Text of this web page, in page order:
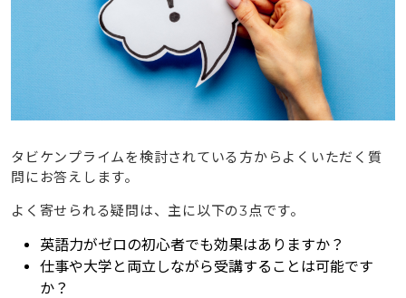
タビケンプライムを検討されている方からよくいただく質
問にお答えします。
よく寄せられる疑問は、主に以下の3点です。
英語力がゼロの初心者でも効果はありますか？
仕事や大学と両立しながら受講することは可能です
か？